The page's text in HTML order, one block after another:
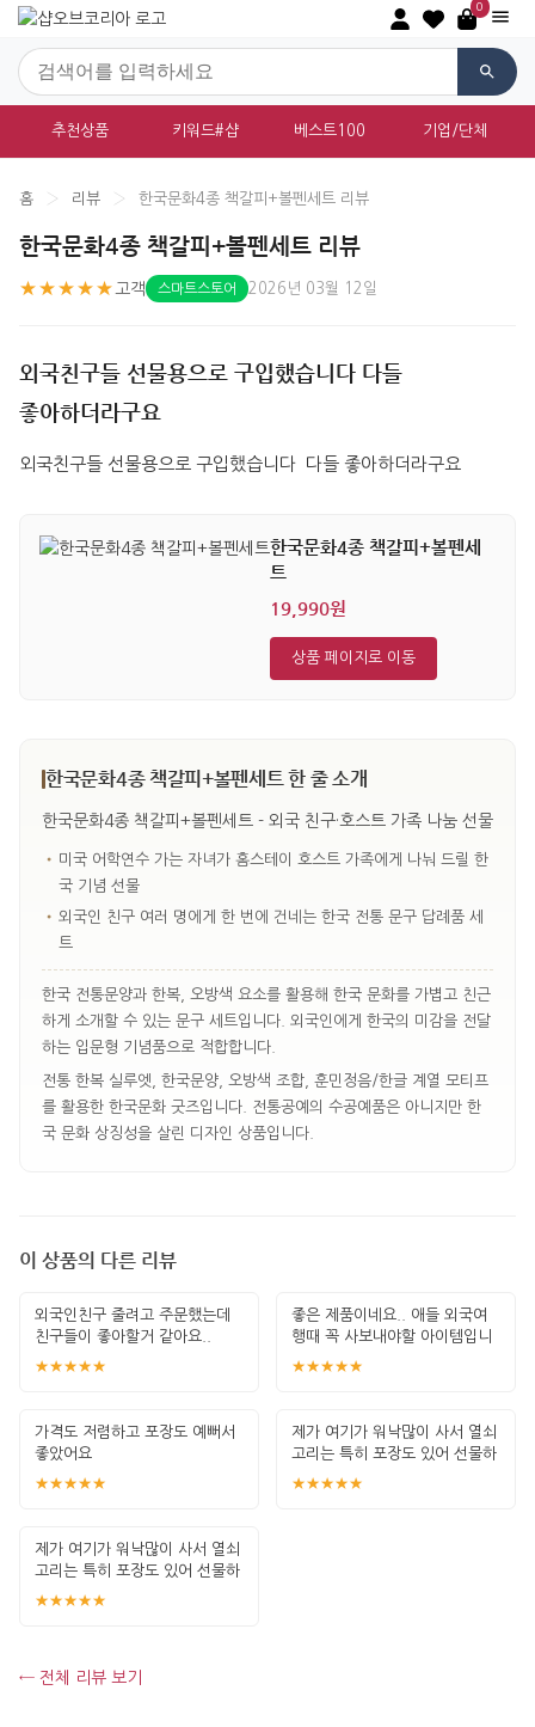
0
추천상품 키워드#샵 베스트100 기업/단체
홈 › 리뷰 › 한국문화4종 책갈피+볼펜세트 리뷰
한국문화4종 책갈피+볼펜세트 리뷰
★★★★★ 고객 스마트스토어 2026년 03월 12일
외국친구들 선물용으로 구입했습니다 다들
좋아하더라구요
외국친구들 선물용으로 구입했습니다  다들 좋아하더라구요
한국문화4종 책갈피+볼펜세
트
19,990원
상품 페이지로 이동
한국문화4종 책갈피+볼펜세트 한 줄 소개
한국문화4종 책갈피+볼펜세트 - 외국 친구·호스트 가족 나눔 선물
• 미국 어학연수 가는 자녀가 홈스테이 호스트 가족에게 나눠 드릴 한
국 기념 선물
• 외국인 친구 여러 명에게 한 번에 건네는 한국 전통 문구 답례품 세
트
한국 전통문양과 한복, 오방색 요소를 활용해 한국 문화를 가볍고 친근
하게 소개할 수 있는 문구 세트입니다. 외국인에게 한국의 미감을 전달
하는 입문형 기념품으로 적합합니다.
전통 한복 실루엣, 한국문양, 오방색 조합, 훈민정음/한글 계열 모티프
를 활용한 한국문화 굿즈입니다. 전통공예의 수공예품은 아니지만 한
국 문화 상징성을 살린 디자인 상품입니다.
이 상품의 다른 리뷰
외국인친구 줄려고 주문했는데
친구들이 좋아할거 같아요..
★★★★★
좋은 제품이네요.. 애들 외국여
행때 꼭 사보내야할 아이템입니
다. 잘 썻습
★★★★★
가격도 저렴하고 포장도 예뻐서
좋았어요
★★★★★
제가 여기가 워낙많이 사서 열쇠
고리는 특히 포장도 있어 선물하
기 좋고 퀄
★★★★★
제가 여기가 워낙많이 사서 열쇠
고리는 특히 포장도 있어 선물하
기 좋고 퀄
★★★★★
← 전체 리뷰 보기